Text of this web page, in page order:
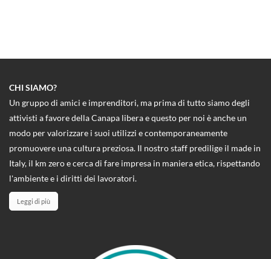
CHI SIAMO?
Un gruppo di amici e imprenditori, ma prima di tutto siamo degli
attivisti a favore della Canapa libera e questo per noi è anche un
modo per valorizzare i suoi utilizzi e contemporaneamente
promuovere una cultura preziosa. Il nostro staff predilige il made in
Italy, il km zero e cerca di fare impresa in maniera etica, rispettando
l'ambiente e i diritti dei lavoratori.
Leggi di più